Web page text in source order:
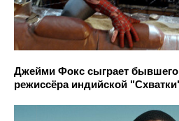
Джейми Фокс сыграет бывшего
режиссёра индийской